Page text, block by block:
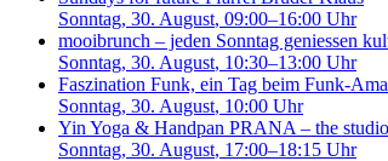
Sonntag, 30. August, 09:00–16:00 Uhr
mooibrunch – jeden Sonntag geniessen
Sonntag, 30. August, 10:30–13:00 Uhr
Faszination Funk, ein Tag beim Funk-
Sonntag, 30. August, 10:00 Uhr
Yin Yoga & Handpan PRANA – the studio
Sonntag, 30. August, 17:00–18:15 Uhr